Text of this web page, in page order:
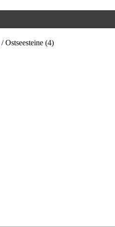
/ Ostseesteine (4)